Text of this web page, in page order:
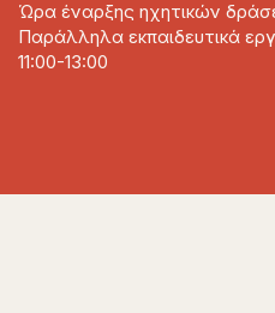
Ώρα έναρξης ηχητικών
Παράλληλα εκπαιδευτικά
11:00-13:00